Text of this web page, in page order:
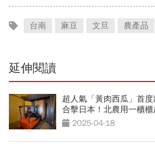
台南 麻豆 文旦 農產品
延伸閱讀
超人氣「黃肉西瓜」首
合擊日本！北農用一櫃
2025-04-18